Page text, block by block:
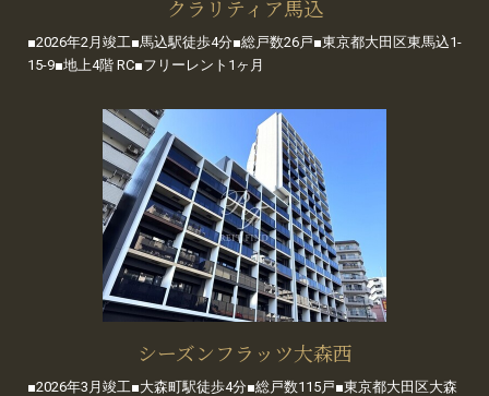
クラリティア馬込
■2026年2月竣工■馬込駅徒歩4分■総戸数26戸■東京都大田区東馬込1-
15-9■地上4階 RC■フリーレント1ヶ月
シーズンフラッツ大森西
■2026年3月竣工■大森町駅徒歩4分■総戸数115戸■東京都大田区大森